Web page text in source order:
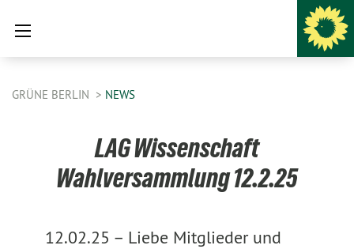
GRÜNE BERLIN NEWS
LAG Wissenschaft
Wahlversammlung 12.2.25
12.02.25 – Liebe Mitglieder und